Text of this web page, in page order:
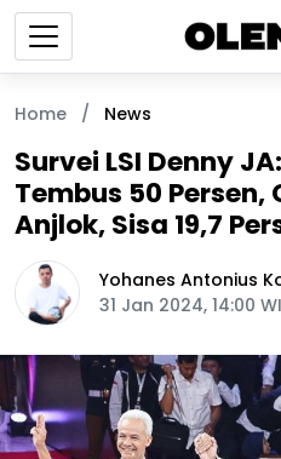
Home / News
Survei LSI Denny
Tembus 50
Anjlok, Sisa 19,7
Yohanes Antonius
31 Jan 2024, 14:00